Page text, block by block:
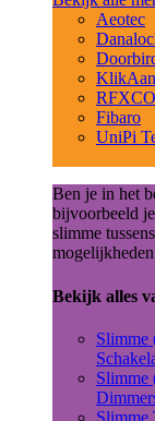
Aeotec
Fibaro
UniPi
Ben je in het
bijvoorbeeld
slimme
Bekijk alles
Slimme
Slimme
Slimme